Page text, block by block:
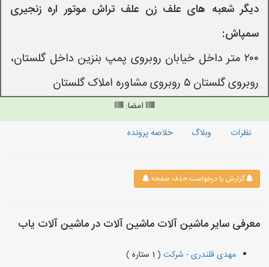
دیگر شعبه های علف زن علف تراش موتور اره زنجیری
سمپاش:
۲۰۰ متر داخل خیابان روبروی پمپ بنزین داخل گلستان،
روبروی گلستان ۵ روبروی مشاوره املاک گلستان
امضا:
نظرات
وبلاگ خلاصه پرونده
گزارش یا درخواست حذف صفحه
معرفی سایر ماشین آلات ماشین آلات در ماشین آلات یاب
مهدی قلندری - شرکت ( 1 ستاره )